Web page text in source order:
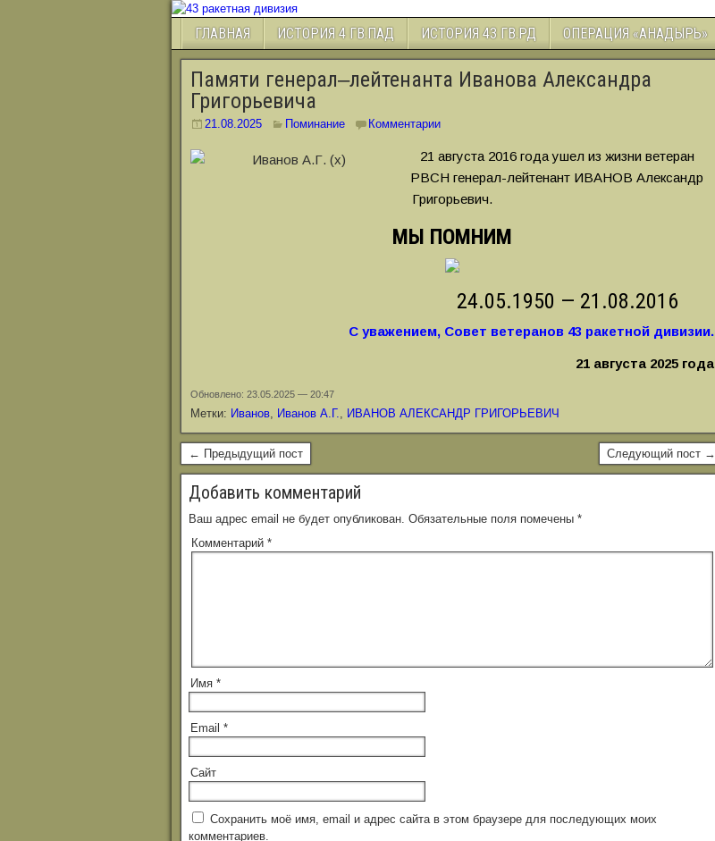
ГЛАВНАЯ ИСТОРИЯ 4 ГВ.ПАД ИСТОРИЯ 43 ГВ.РД ОПЕРАЦИЯ «АНАДЫРЬ»
Памяти генерал‒лейтенанта Иванова Александра
Григорьевича
21.08.2025 Поминание Комментарии
21 августа 2016 года ушел из жизни ветеран
РВСН генерал-лейтенант ИВАНОВ Александр
Григорьевич.
МЫ ПОМНИМ
24.05.1950 — 21.08.2016
С уважением, Совет ветеранов 43 ракетной дивизии.
21 августа 2025 года
Обновлено: 23.05.2025 — 20:47
Метки: Иванов, Иванов А.Г., ИВАНОВ АЛЕКСАНДР ГРИГОРЬЕВИЧ
← Предыдущий пост Следующий пост →
Добавить комментарий
Ваш адрес email не будет опубликован. Обязательные поля помечены *
Комментарий *
Имя *
Email *
Сайт
Сохранить моё имя, email и адрес сайта в этом браузере для последующих моих
комментариев.